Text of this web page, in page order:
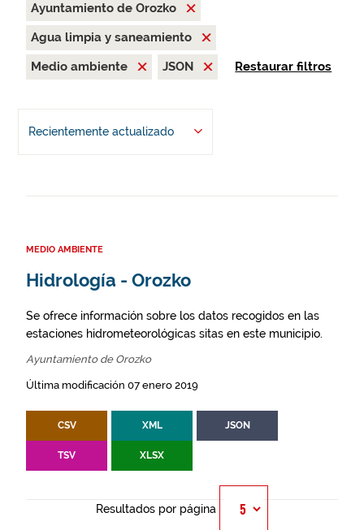
Ayuntamiento de Orozko
Agua limpia y saneamiento
Medio ambiente
JSON Restaurar filtros
Recientemente actualizado
MEDIO AMBIENTE
Hidrología - Orozko
Se ofrece información sobre los datos recogidos en las
estaciones hidrometeorológicas sitas en este municipio.
Ayuntamiento de Orozko
Última modificación 07 enero 2019
CSV XML JSON
TSV XLSX
Resultados por página